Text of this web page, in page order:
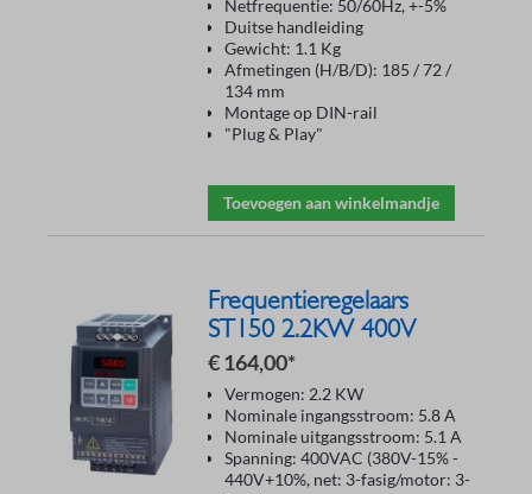
Netfrequentie: 50/60Hz, +-5%
Duitse handleiding
Gewicht: 1.1 Kg
Afmetingen (H/B/D): 185 / 72 /
134 mm
Montage op DIN-rail
"Plug & Play"
Toevoegen aan winkelmandje
Frequentieregelaars
ST150 2.2KW 400V
€ 164,00*
Vermogen: 2.2 KW
Nominale ingangsstroom: 5.8 A
Nominale uitgangsstroom: 5.1 A
Spanning: 400VAC (380V-15% -
440V+10%, net: 3-fasig/motor: 3-